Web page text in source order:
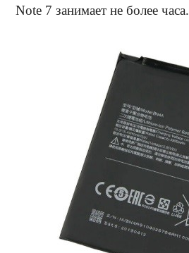
Note 7 занимает не более часа.